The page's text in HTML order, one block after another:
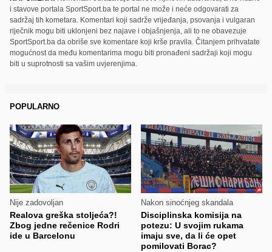
i stavove portala SportSport.ba te portal ne može i neće odgovarati za
sadržaj tih kometara. Komentari koji sadrže vrijeđanja, psovanja i vulgaran
riječnik mogu biti uklonjeni bez najave i objašnjenja, ali to ne obavezuje
SportSport.ba da obriše sve komentare koji krše pravila. Čitanjem prihvatate
mogućnost da među komentarima mogu biti pronađeni sadržaji koji mogu
biti u suprotnosti sa vašim uvjerenjima.
POPULARNO
Nije zadovoljan
Realova greška stoljeća?!
Zbog jedne rečenice Rodri
ide u Barcelonu
Nakon sinoćnjeg skandala
Disciplinska komisija na
potezu: U svojim rukama
imaju sve, da li će opet
pomilovati Borac?